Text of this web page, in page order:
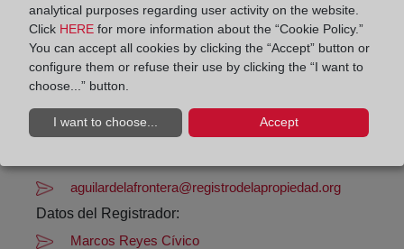
De lunes a viernes de 09:00 a 17:00 horas
Agosto: De lunes a viernes de 09:00 a 14:00 horas
Los días 24 y 31 de diciembre de 09:00 a 14:00
horas
Datos de contacto:
aguilardelafrontera@registrodelapropiedad.org
Datos del Registrador:
Marcos Reyes Cívico
analytical purposes regarding user activity on the website.
Click HERE for more information about the “Cookie Policy.”
You can accept all cookies by clicking the “Accept” button or
configure them or refuse their use by clicking the “I want to
choose...” button.
I want to choose... Accept